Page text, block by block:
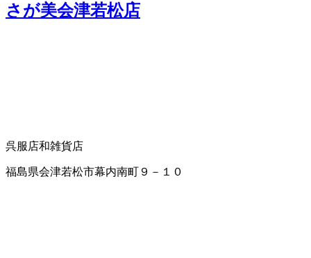
さが美会津若松店
呉服店和雑貨店
福島県会津若松市幕内南町９－１０